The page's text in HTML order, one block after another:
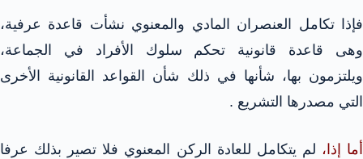
فإذا تكامل العنصران المادي والمعنوي نشأت قاعدة عرفية،
وهى قاعدة قانونية تحكم سلوك الأفراد في الجماعة،
ويلتزمون بها، شأنها في ذلك شأن القواعد القانونية الأخرى
التي مصدرها التشريع .
أما إذا، لم يتكامل للعادة الركن المعنوي فلا تصير بذلك عرفا